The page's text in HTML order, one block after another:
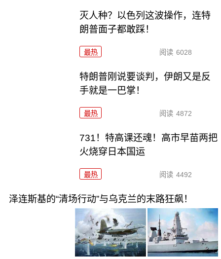
灭人种？以色列这波操作，连特
朗普面子都敢踩！
最热 阅读 6028
特朗普刚说要谈判，伊朗又是反
手就是一巴掌！
最热 阅读 4872
731！特高课还魂！高市早苗两把
火烧穿日本国运
最热 阅读 4492
泽连斯基的“清场行动”与乌克兰的末路狂飙！